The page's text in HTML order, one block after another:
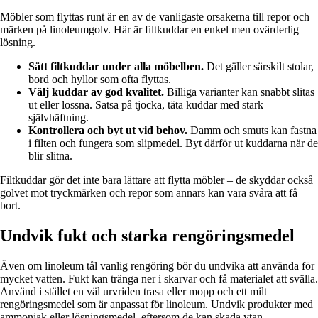
Möbler som flyttas runt är en av de vanligaste orsakerna till repor och
märken på linoleumgolv. Här är filtkuddar en enkel men ovärderlig
lösning.
Sätt filtkuddar under alla möbelben. Det gäller särskilt stolar,
bord och hyllor som ofta flyttas.
Välj kuddar av god kvalitet. Billiga varianter kan snabbt slitas
ut eller lossna. Satsa på tjocka, täta kuddar med stark
självhäftning.
Kontrollera och byt ut vid behov. Damm och smuts kan fastna
i filten och fungera som slipmedel. Byt därför ut kuddarna när de
blir slitna.
Filtkuddar gör det inte bara lättare att flytta möbler – de skyddar också
golvet mot tryckmärken och repor som annars kan vara svåra att få
bort.
Undvik fukt och starka rengöringsmedel
Även om linoleum tål vanlig rengöring bör du undvika att använda för
mycket vatten. Fukt kan tränga ner i skarvar och få materialet att svälla.
Använd i stället en väl urvriden trasa eller mopp och ett milt
rengöringsmedel som är anpassat för linoleum. Undvik produkter med